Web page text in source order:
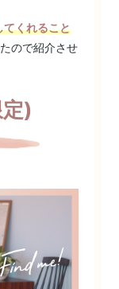
てくれること
ので紹介させ
)